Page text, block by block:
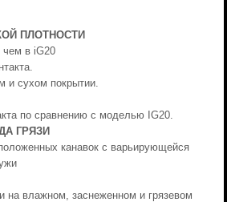
ПЛОТНОСТИ
чем в iG20
и сухом покрытии.
по сравнению с моделью IG20.
ГРЯЗИ
канавок с варьирующейся
на влажном, заснеженном и грязевом